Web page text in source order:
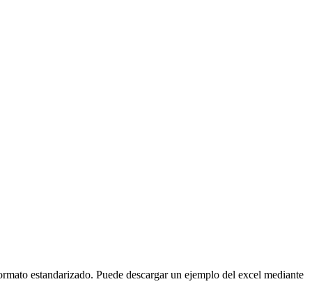
estandarizado. Puede descargar un ejemplo del excel mediante